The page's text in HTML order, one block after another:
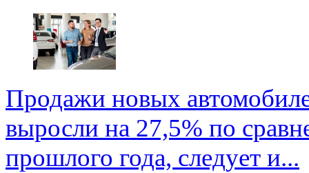
Продажи новых
выросли на 27,5% по
прошлого года, следует и...